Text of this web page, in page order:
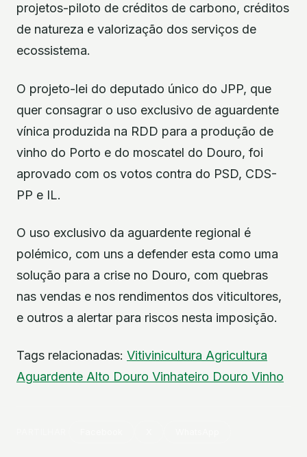
projetos-piloto de créditos de carbono, créditos
de natureza e valorização dos serviços de
ecossistema.
O projeto-lei do deputado único do JPP, que
quer consagrar o uso exclusivo de aguardente
vínica produzida na RDD para a produção de
vinho do Porto e do moscatel do Douro, foi
aprovado com os votos contra do PSD, CDS-
PP e IL.
O uso exclusivo da aguardente regional é
polémico, com uns a defender esta como uma
solução para a crise no Douro, com quebras
nas vendas e nos rendimentos dos viticultores,
e outros a alertar para riscos nesta imposição.
Tags relacionadas: Vitivinicultura Agricultura
Aguardente Alto Douro Vinhateiro Douro Vinho